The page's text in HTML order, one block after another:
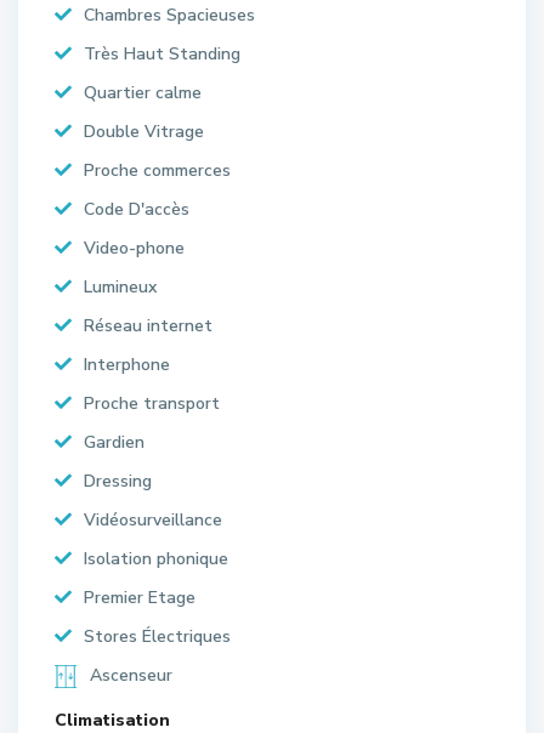
Chambres Spacieuses
Très Haut Standing
Quartier calme
Double Vitrage
Proche commerces
Code D'accès
Video-phone
Lumineux
Réseau internet
Interphone
Proche transport
Gardien
Dressing
Vidéosurveillance
Isolation phonique
Premier Etage
Stores Électriques
Ascenseur
Climatisation